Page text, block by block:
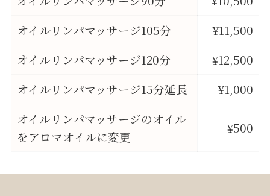
オイルリンパマッサージ105分
¥11,500
オイルリンパマッサージ120分
¥12,500
オイルリンパマッサージ15分延長
¥1,000
オイルリンパマッサージのオイル
をアロマオイルに変更
¥500